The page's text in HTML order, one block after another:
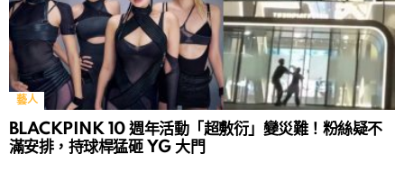
藝人
BLACKPINK 10 週年活動「超敷衍」變災難！粉絲疑不
滿安排，持球桿猛砸 YG 大門